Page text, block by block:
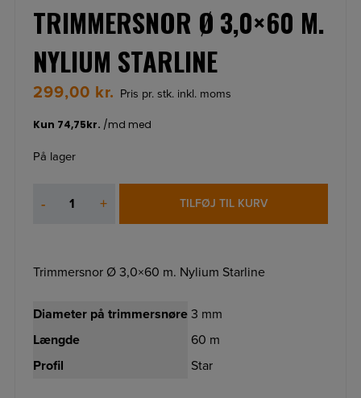
TRIMMERSNOR Ø 3,0×60 M.
NYLIUM STARLINE
299,00 kr. Pris pr. stk. inkl. moms
På lager
-
Ø
NYLIUM
antal
+ TILFØJ TIL KURV
Trimmersnor Ø 3,0×60 m. Nylium Starline
Diameter på trimmersnøre 3 mm
Længde
60 m
Profil
Star